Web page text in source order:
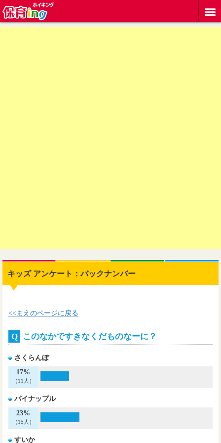
キッズ アンケート：バックナンバー
<<まえのページに戻る
Q このなかですきなくだものなーに？
さくらんぼ
17%
（11人）
パイナップル
23%
（15人）
すいか